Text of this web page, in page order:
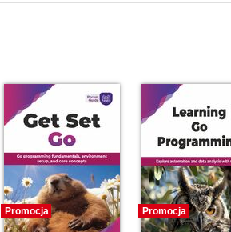
Promocja Promocja